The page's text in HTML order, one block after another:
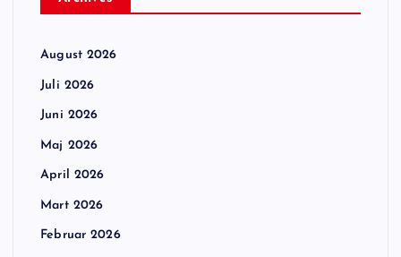
August 2026
Juli 2026
Juni 2026
Maj 2026
April 2026
Mart 2026
Februar 2026